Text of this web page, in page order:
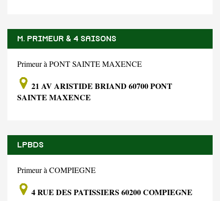
M. PRIMEUR & 4 SAISONS
Primeur à PONT SAINTE MAXENCE
21 AV ARISTIDE BRIAND 60700 PONT
SAINTE MAXENCE
LPBDS
Primeur à COMPIEGNE
4 RUE DES PATISSIERS 60200 COMPIEGNE